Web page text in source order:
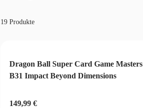
19 Produkte
Dragon Ball Super Card Game Masters
B31 Impact Beyond Dimensions
149,99 €